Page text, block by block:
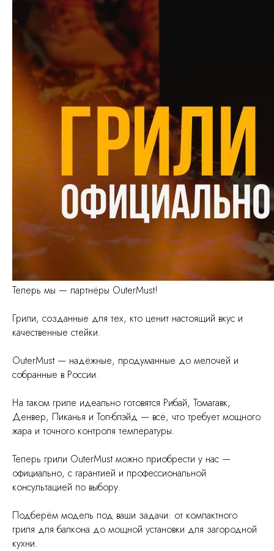
Теперь мы — партнёры OuterMust!
Грили, созданные для тех, кто ценит настоящий вкус и
качественные стейки.
OuterMust — надёжные, продуманные до мелочей и
собранные в России.
На таком гриле идеально готовятся Рибай, Томагавк,
Денвер, Пиканья и Топ-блэйд — всё, что требует мощного
жара и точного контроля температуры.
Теперь грили OuterMust можно приобрести у нас —
официально, с гарантией и профессиональной
консультацией по выбору.
Подберём модель под ваши задачи: от компактного
гриля для балкона до мощной установки для загородной
кухни.